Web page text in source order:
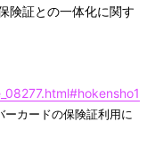
険証との一体化に関す
カードの保険証利用に